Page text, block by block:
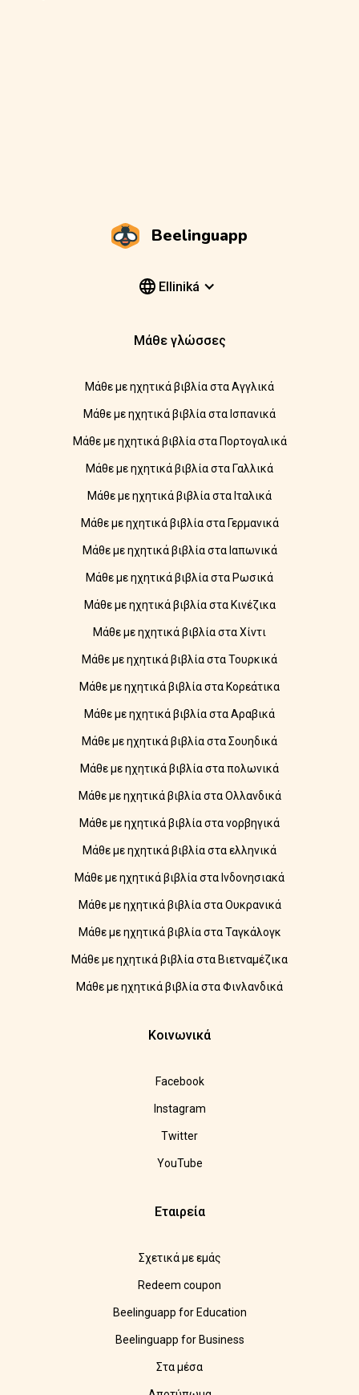
Beelinguapp
Elliniká
Μάθε γλώσσες
Μάθε με ηχητικά βιβλία στα Αγγλικά
Μάθε με ηχητικά βιβλία στα Ισπανικά
Μάθε με ηχητικά βιβλία στα Πορτογαλικά
Μάθε με ηχητικά βιβλία στα Γαλλικά
Μάθε με ηχητικά βιβλία στα Ιταλικά
Μάθε με ηχητικά βιβλία στα Γερμανικά
Μάθε με ηχητικά βιβλία στα Ιαπωνικά
Μάθε με ηχητικά βιβλία στα Ρωσικά
Μάθε με ηχητικά βιβλία στα Κινέζικα
Μάθε με ηχητικά βιβλία στα Χίντι
Μάθε με ηχητικά βιβλία στα Τουρκικά
Μάθε με ηχητικά βιβλία στα Κορεάτικα
Μάθε με ηχητικά βιβλία στα Αραβικά
Μάθε με ηχητικά βιβλία στα Σουηδικά
Μάθε με ηχητικά βιβλία στα πολωνικά
Μάθε με ηχητικά βιβλία στα Ολλανδικά
Μάθε με ηχητικά βιβλία στα νορβηγικά
Μάθε με ηχητικά βιβλία στα ελληνικά
Μάθε με ηχητικά βιβλία στα Ινδονησιακά
Μάθε με ηχητικά βιβλία στα Ουκρανικά
Μάθε με ηχητικά βιβλία στα Ταγκάλογκ
Μάθε με ηχητικά βιβλία στα Βιετναμέζικα
Μάθε με ηχητικά βιβλία στα Φινλανδικά
Κοινωνικά
Facebook
Instagram
Twitter
YouTube
Εταιρεία
Σχετικά με εμάς
Redeem coupon
Beelinguapp for Education
Beelinguapp for Business
Στα μέσα